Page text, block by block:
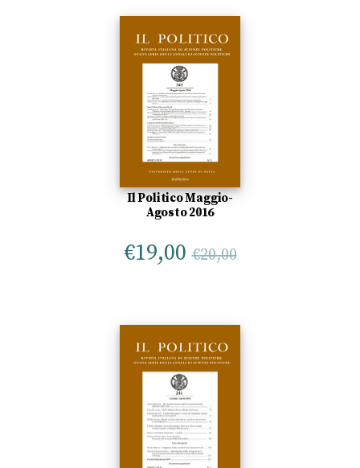
Il Politico Maggio-
Agosto 2016
€19,00 €20,00